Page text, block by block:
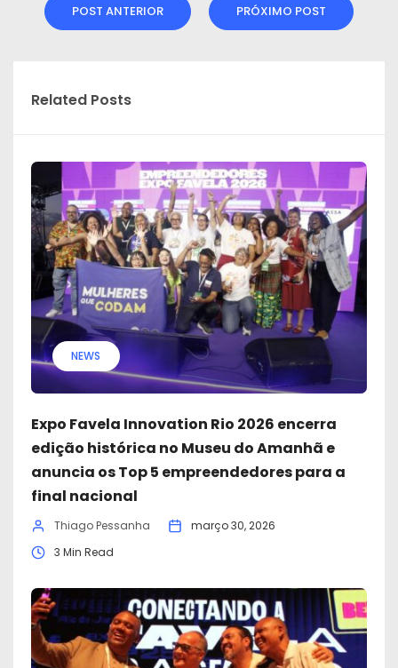
POST ANTERIOR PRÓXIMO POST
Related Posts
NEWS
Expo Favela Innovation Rio 2026 encerra
edição histórica no Museu do Amanhã e
anuncia os Top 5 empreendedores para a
final nacional
Thiago Pessanha
março 30, 2026
3 Min Read